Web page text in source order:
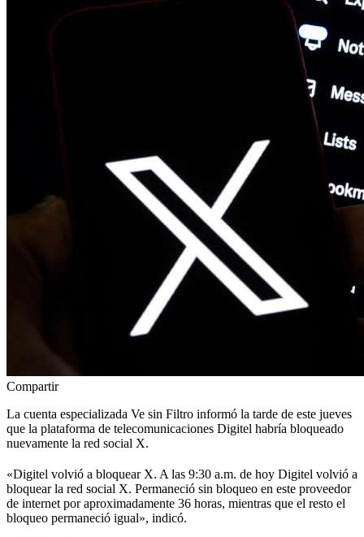
Compartir
La cuenta especializada Ve sin Filtro informó la tarde de este jueves
que la plataforma de telecomunicaciones Digitel habría bloqueado
nuevamente la red social X.
«Digitel volvió a bloquear X. A las 9:30 a.m. de hoy Digitel volvió a
bloquear la red social X. Permaneció sin bloqueo en este proveedor
de internet por aproximadamente 36 horas, mientras que el resto el
bloqueo permaneció igual», indicó.